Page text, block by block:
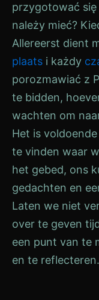
przygotować
należy mieć?
Allereerst dient
plaats i każdy
porozmawiać z
te bidden,
wachten om
Het is
te vinden waar
het gebed, ons
gedachten en
Laten we niet
over te geven
een punt van te
en te reflecteren.